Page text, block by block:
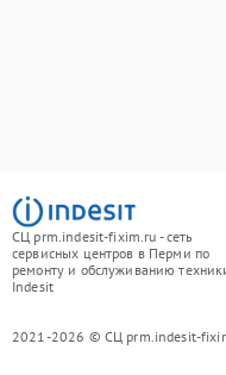
СЦ prm.indesit-fixim.ru - сеть
сервисных центров в Перми по
ремонту и обслуживанию
Indesit
2021-2026 © СЦ prm.indesit-